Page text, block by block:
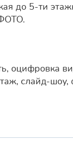
до 5-ти
оцифровка
слайд-шоу,